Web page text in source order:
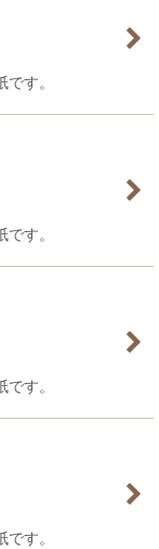
す。
す。
す。
す。